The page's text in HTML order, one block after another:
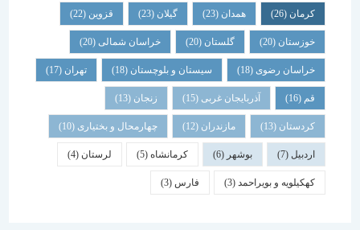
همدان گیلان قزوین
خوزستان(20) گلستان (20) خراسان شمالی(20)
خراسان رضوی(18) سیستان و بلوچستان(18) تهران
آذربایجان غربی(15) زنجان
کردستان(13) مازندران(12) چهارمحال و بختیاری (10)
بوشهر کرمانشاه(5) لرستان (4)
کهکیلویه و بویراحمد(3) فارس